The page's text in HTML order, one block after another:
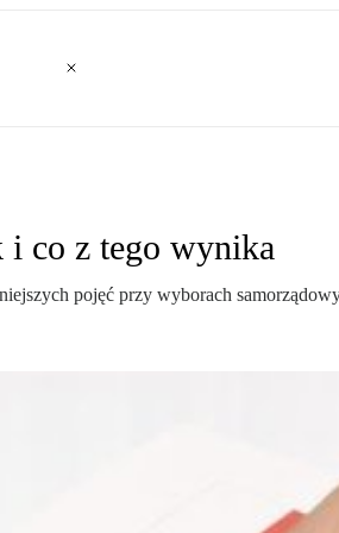
i co z tego wynika
pojęć przy wyborach